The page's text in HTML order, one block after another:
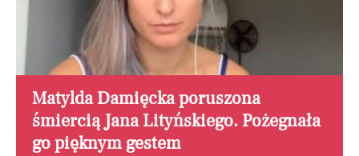
Matylda Damięcka poruszona
śmiercią Jana Lityńskiego. Pożegnała
go pięknym gestem